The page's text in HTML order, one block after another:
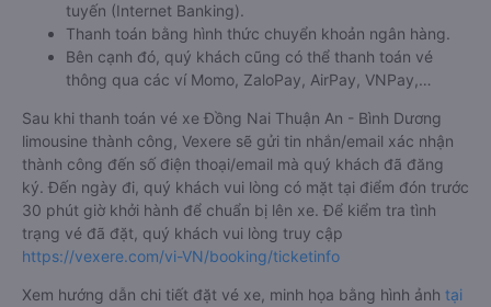
tuyến (Internet Banking).
Thanh toán bằng hình thức chuyển khoản ngân hàng.
Bên cạnh đó, quý khách cũng có thể thanh toán vé
thông qua các ví Momo, ZaloPay, AirPay, VNPay,…
Sau khi thanh toán vé xe Đồng Nai Thuận An - Bình Dương
limousine thành công, Vexere sẽ gửi tin nhắn/email xác nhận
thành công đến số điện thoại/email mà quý khách đã đăng
ký. Đến ngày đi, quý khách vui lòng có mặt tại điểm đón trước
30 phút giờ khởi hành để chuẩn bị lên xe. Để kiểm tra tình
trạng vé đã đặt, quý khách vui lòng truy cập
https://vexere.com/vi-VN/booking/ticketinfo
Xem hướng dẫn chi tiết đặt vé xe, minh họa bằng hình ảnh tại